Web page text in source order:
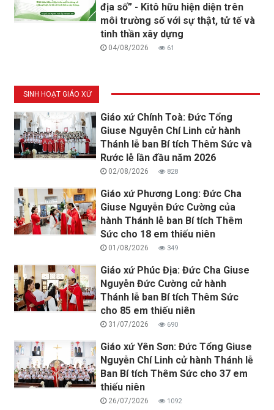
địa số” - Kitô hữu hiện diện trên
môi trường số với sự thật, tử tế và
tinh thần xây dựng
04/08/2026 61
SINH HOẠT GIÁO XỨ
Giáo xứ Chính Toà: Đức Tổng
Giuse Nguyễn Chí Linh cử hành
Thánh lễ ban Bí tích Thêm Sức và
Rước lễ lần đầu năm 2026
02/08/2026 828
Giáo xứ Phương Long: Đức Cha
Giuse Nguyễn Đức Cường của
hành Thánh lễ ban Bí tích Thêm
Sức cho 18 em thiếu niên
01/08/2026 349
Giáo xứ Phúc Địa: Đức Cha Giuse
Nguyễn Đức Cường cử hành
Thánh lễ ban Bí tích Thêm Sức
cho 85 em thiếu niên
31/07/2026 690
Giáo xứ Yên Sơn: Đức Tổng Giuse
Nguyễn Chí Linh cử hành Thánh lễ
Ban Bí tích Thêm Sức cho 37 em
thiếu niên
26/07/2026 1092